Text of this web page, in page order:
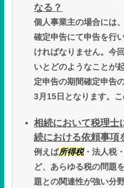
なる？
個人事業主の場合には
確定申告にて申告を行
ければなりません。今
いとどのようなことが
定申告の期間確定申告
3月15日となります。
相続において税理士
続における依頼事項
例えば所得税・法人税・
ど、あらゆる税の問題
題との関連性が強い分